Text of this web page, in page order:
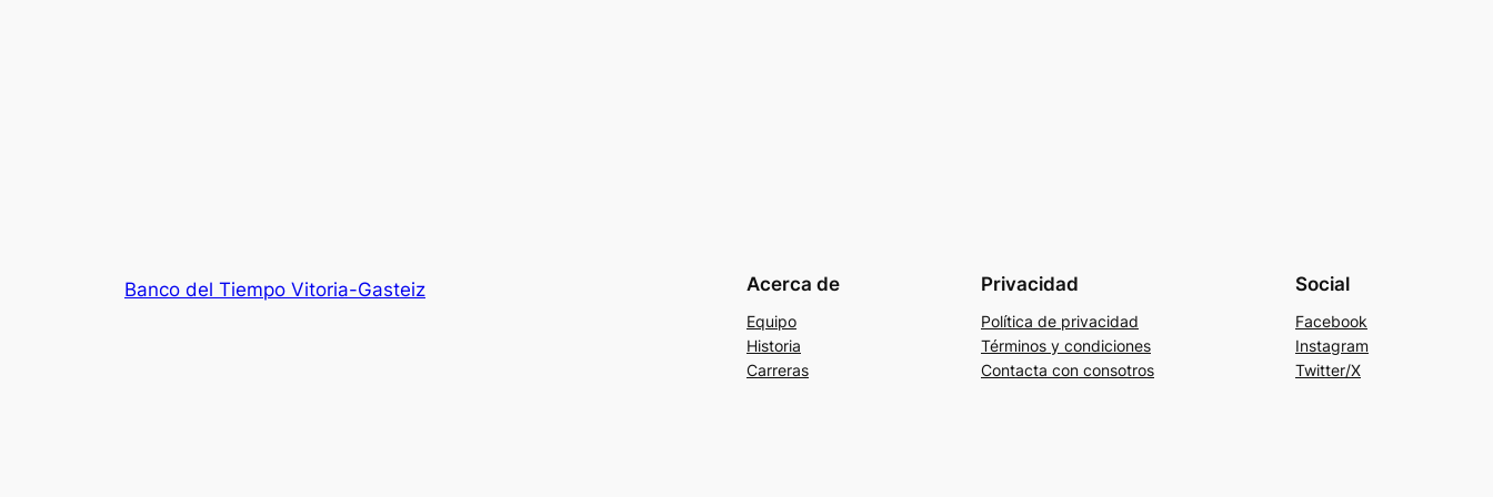
Banco del Tiempo Vitoria-Gasteiz Acerca de
Equipo
Historia
Carreras
Privacidad
Política de privacidad
Términos y condiciones
Contacta con consotros
Social
Facebook
Instagram
Twitter/X